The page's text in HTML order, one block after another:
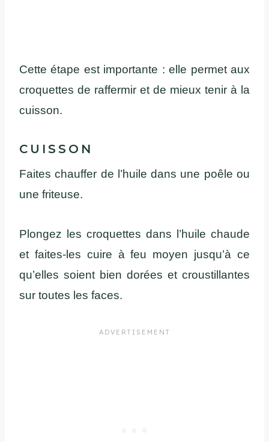
Cette étape est importante : elle permet aux
croquettes de raffermir et de mieux tenir à la
cuisson.
CUISSON
Faites chauffer de l’huile dans une poêle ou
une friteuse.
Plongez les croquettes dans l’huile chaude
et faites-les cuire à feu moyen jusqu’à ce
qu’elles soient bien dorées et croustillantes
sur toutes les faces.